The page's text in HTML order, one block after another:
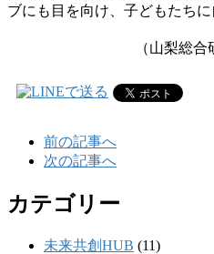
ブにも目を向け、子どもたち
（山梨総
前の記事へ
次の記事へ
カテゴリー
未来共創HUB (11)